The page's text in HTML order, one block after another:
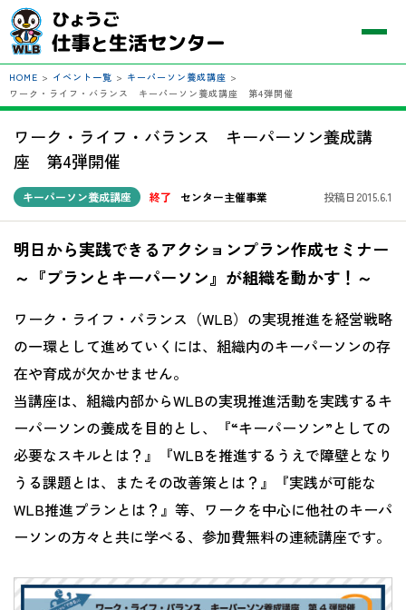
HOME > イベント一覧 > キーパーソン養成講座 >
ワーク・ライフ・バランス キーパーソン養成講座 第4弾開催
ワーク・ライフ・バランス キーパーソン養成講
座 第4弾開催
キーパーソン養成講座 終了 センター主催事業 投稿日2015.6.1
明日から実践できるアクションプラン作成セミナー
～『プランとキーパーソン』が組織を動かす！～
ワーク・ライフ・バランス（WLB）の実現推進を経営戦略
の一環として進めていくには、組織内のキーパーソンの存
在や育成が欠かせません。
当講座は、組織内部からWLBの実現推進活動を実践するキ
ーパーソンの養成を目的とし、『“キーパーソン”としての
必要なスキルとは？』『WLBを推進するうえで障壁となり
うる課題とは、またその改善策とは？』『実践が可能な
WLB推進プランとは？』等、ワークを中心に他社のキーパ
ーソンの方々と共に学べる、参加費無料の連続講座です。